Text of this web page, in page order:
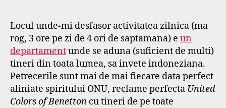
s
e
f
patrie.
Hagi-
l
bate
pe
Dracula?
Locul unde-mi desfasor activitatea zilnica (ma
rog, 3 ore pe zi de 4 ori de saptamana) e un
departamentunde se aduna (suficient de multi)
tineri din toata lumea, sa invete indoneziana.
Petrecerile sunt mai de mai fiecare data perfect
aliniate spiritului ONU, reclame perfecta United
Colors of Benetton cu tineri de pe toate